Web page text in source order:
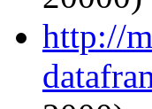
http://